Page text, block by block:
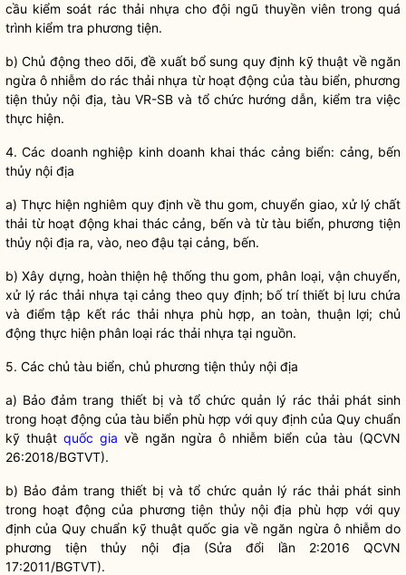
cầu kiểm soát rác thải nhựa cho đội ngũ thuyền viên trong quá
trình kiểm tra phương tiện.
b) Chủ động theo dõi, đề xuất bổ sung quy định kỹ thuật về ngăn
ngừa ô nhiễm do rác thải nhựa từ hoạt động của tàu biển, phương
tiện thủy nội địa, tàu VR-SB và tổ chức hướng dẫn, kiểm tra việc
thực hiện.
4. Các doanh nghiệp kinh doanh khai thác cảng biển: cảng, bến
thủy nội địa
a) Thực hiện nghiêm quy định về thu gom, chuyển giao, xử lý chất
thải từ hoạt động khai tháccảng, bến và từ tàu biển, phương tiện
thủy nội địa ra, vào, neo đậu tại cảng, bến.
b) Xây dựng, hoàn thiện hệ thống thu gom, phân loại, vận chuyển,
xử lý rác thải nhựa tại cảng theo quy định; bố trí thiết bị lưu chứa
và điểm tập kết rác thải nhựa phù hợp, an toàn, thuận lợi; chủ
động thực hiện phân loại rác thải nhựa tại nguồn.
5. Các chủ tàu biển, chủ phương tiện thủy nội địa
a) Bảo đảm trang thiết bị và tổ chức quản lý rác thải phát sinh
trong hoạt động của tàu biển phù hợp với quy định của Quy chuẩn
kỹ thuật quốc gia về ngăn ngừa ô nhiễm biển của tàu (QCVN
26:2018/BGTVT).
b) Bảo đảm trang thiết bị và tổ chức quản lý rác thải phát sinh
trong hoạt động của phương tiện thủy nội địa phù hợp với quy
định của Quy chuẩn kỹ thuật quốc gia về ngăn ngừa ô nhiễm do
phương tiện thủy nội địa (Sửa đổi lần 2:2016 QCVN
17:2011/BGTVT).